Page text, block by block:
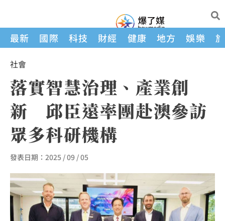
最新 國際 科技 財經 健康 地方 娛樂
社會
落實智慧治理、產業創
新 邱臣遠率團赴澳參訪
眾多科研機構
發表日期： 2025 / 09 / 05